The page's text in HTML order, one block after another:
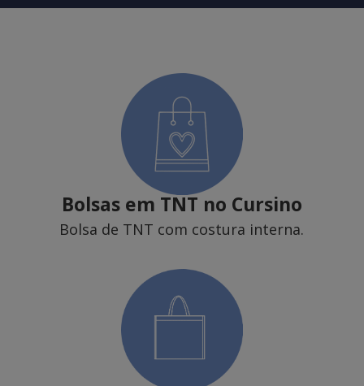
Bolsas em TNT no Cursino
Bolsa de TNT com costura interna.